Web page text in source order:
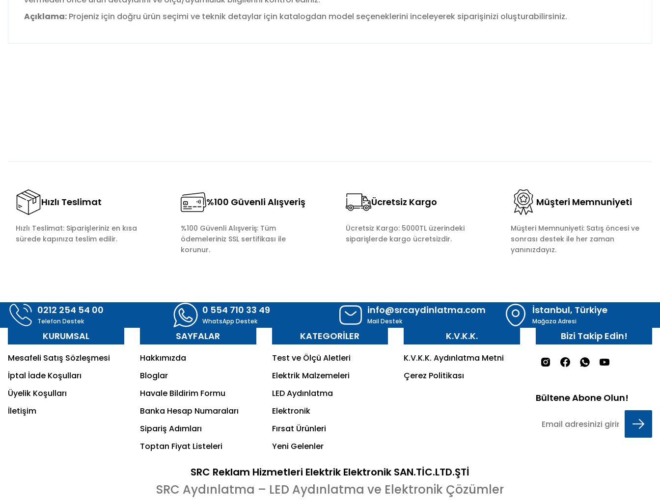
Açıklama: Projeniz için doğru ürün seçimi ve teknik detaylar için katalogdan model seçeneklerini inceleyerek siparişinizi oluşturabilirsiniz.
Hızlı Teslimat
Hızlı Teslimat: Siparişleriniz en kısa
sürede kapınıza teslim edilir.
%100 Güvenli Alışveriş
%100 Güvenli Alışveriş: Tüm
ödemeleriniz SSL sertifikası ile
korunur.
Ücretsiz Kargo
Ücretsiz Kargo: 5000TL üzerindeki
siparişlerde kargo ücretsizdir.
Müşteri Memnuniyeti
Müşteri Memnuniyeti: Satış öncesi ve
sonrası destek ile her zaman
yanınızdayız.
0212 254 54 00
Telefon Destek
0 554 710 33 49
WhatsApp Destek
info@srcaydinlatma.com
Mail Destek
İstanbul, Türkiye
Mağaza Adresi
KURUMSAL
Mesafeli Satış Sözleşmesi
İptal İade Koşulları
Üyelik Koşulları
İletişim
SAYFALAR
Hakkımızda
Bloglar
Havale Bildirim Formu
Banka Hesap Numaraları
Sipariş Adımları
Toptan Fiyat Listeleri
KATEGORİLER
Test ve Ölçü Aletleri
Elektrik Malzemeleri
LED Aydınlatma
Elektronik
Fırsat Ürünleri
Yeni Gelenler
K.V.K.K.
K.V.K.K. Aydınlatma Metni
Çerez Politikası
Bizi Takip Edin!
Bültene Abone Olun!
SRC Reklam Hizmetleri Elektrik Elektronik SAN.TİC.LTD.ŞTİ
SRC Aydınlatma – LED Aydınlatma ve Elektronik Çözümler